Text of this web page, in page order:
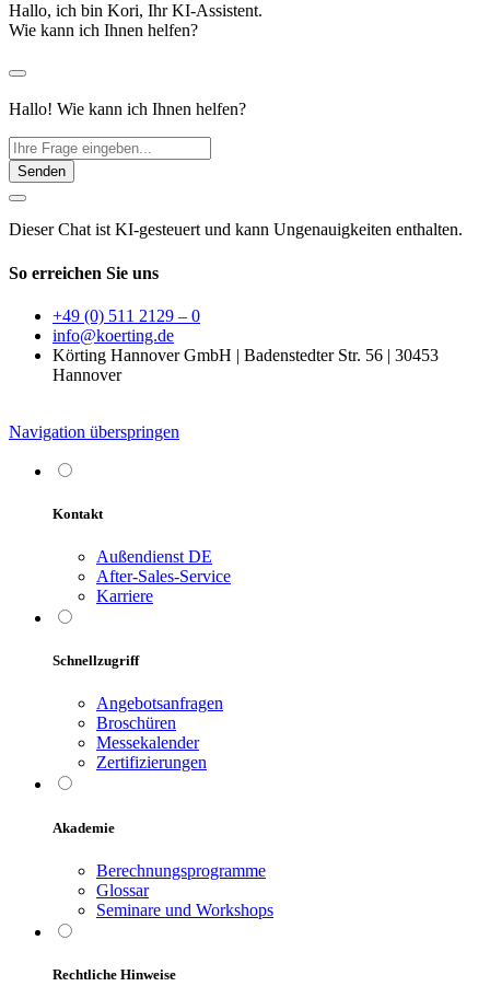
Hallo, ich bin Kori, Ihr KI-Assistent.
Wie kann ich Ihnen helfen?
Hallo! Wie kann ich Ihnen helfen?
Senden
Dieser Chat ist KI-gesteuert und kann Ungenauigkeiten enthalten.
So erreichen Sie uns
+49 (0) 511 2129 – 0
info@koerting.de
Körting Hannover GmbH | Badenstedter Str. 56 | 30453
Hannover
Navigation überspringen
Kontakt
Außendienst DE
After-Sales-Service
Karriere
Schnellzugriff
Angebotsanfragen
Broschüren
Messekalender
Zertifizierungen
Akademie
Berechnungsprogramme
Glossar
Seminare und Workshops
Rechtliche Hinweise